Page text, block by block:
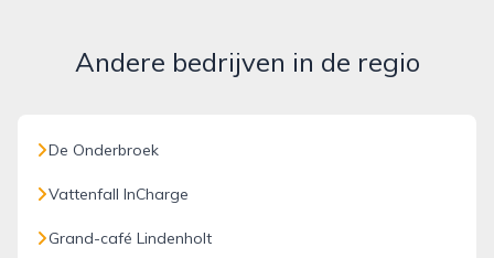
Andere bedrijven in de regio
De Onderbroek
Vattenfall InCharge
Grand-café Lindenholt